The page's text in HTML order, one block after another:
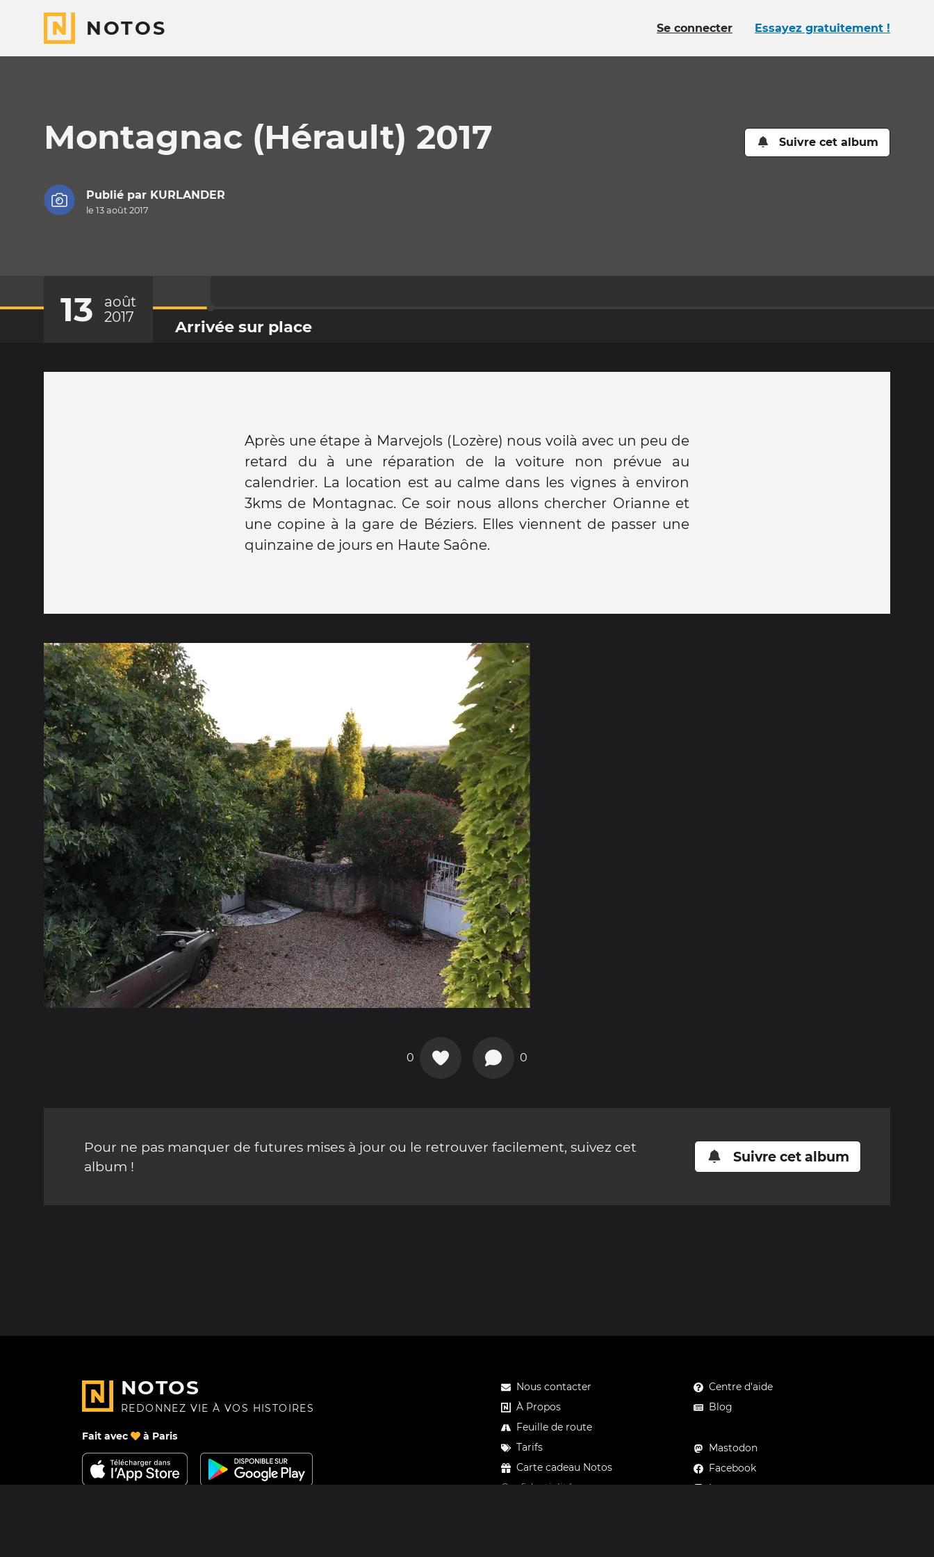
NOTOS Se connecter Essayez gratuitement !
Montagnac (Hérault) 2017 Suivre cet album
Publié par KURLANDER
le 13 août 2017
13
août
2017
Arrivée sur place
Après une étape à Marvejols (Lozère) nous voilà avec un peu de
retard du à une réparation de la voiture non prévue au
calendrier. La location est au calme dans les vignes à environ
3kms de Montagnac. Ce soir nous allons chercher Orianne et
une copine à la gare de Béziers. Elles viennent de passer une
quinzaine de jours en Haute Saône.
0 0
Pour ne pas manquer de futures mises à jour ou le retrouver facilement, suivez cet
album !
Suivre cet album
NOTOS
REDONNEZ VIE À VOS HISTOIRES
Fait avec à Paris
Nous contacter
À Propos
Feuille de route
Tarifs
Carte cadeau Notos
Confidentialité
Centre d'aide
Blog
Mastodon
Facebook
Instagram